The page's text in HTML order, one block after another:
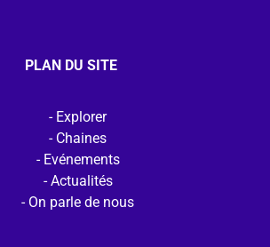
PLAN DU SITE
Explorer
Chaines
Evénements
Actualités
On parle de nous